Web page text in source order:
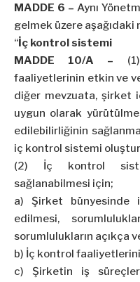
MADDE 6 – Aynı
gelmek üzere
“İç kontrol sistemi
MADDE 10/A – (1)
faaliyetlerinin etkin ve
diğer mevzuata, şirket
uygun olarak
edilebilirliğinin
iç kontrol sistemi
(2) İç kontrol
sağlanabilmesi için;
a) Şirket bünyesinde
edilmesi,
sorumlulukların açıkça
b) İç kontrol
c) Şirketin iş